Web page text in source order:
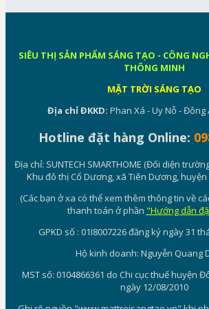
SIÊU THỊ SẢN PHẨM SÁNG TẠO - CÔNG
THÔNG MINH
MẶT TRỜI SÁNG TẠO
Địa chỉ ĐKKD: Phan Xá - Uy Nỗ - Đông
Hotline đặt hàng Online:
Địa chỉ: SUNTECH SMARTHOME (Đối diện
Khu đô thị Cổ Dương, xã Tiên Dương,
(Các bạn ở xa có thể xem thêm thông tin về
thanh toán ở phần "Hướng dẫn
GPKD số : 01I8007226 đăng ký ngày 31
Hộ kinh doanh: Nguyễn Quang
MST số: 0104866361 do Chi cục thuế huyện
ngày 12/08/2010